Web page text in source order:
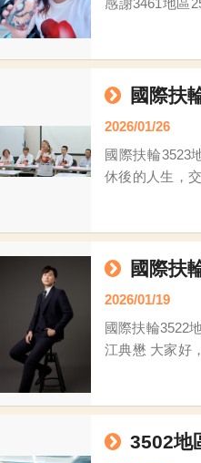
感謝3461地區
Karajan(大甲
前從事園藝工
工具五金行植
網的初
國際扶輪
2026/01/26
國際扶輪3523地
休後的人生，
是終於可以好
不是停下來，
年從事公關與
色、不同需求
國際扶輪3522
2026/01/19
國際扶輪3522
江典懋 大家好，我是國際扶輪3522地區 台北大
仁扶青社的
執行長；十分
的服務與心得。 自我介紹： 我目前擔任智
3502地